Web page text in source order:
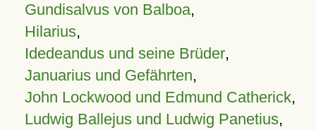
Gundisalvus von Balboa,
Hilarius,
Idedeandus und seine Brüder,
Januarius und Gefährten,
John Lockwood und Edmund Catherick,
Ludwig Ballejus und Ludwig Panetius,